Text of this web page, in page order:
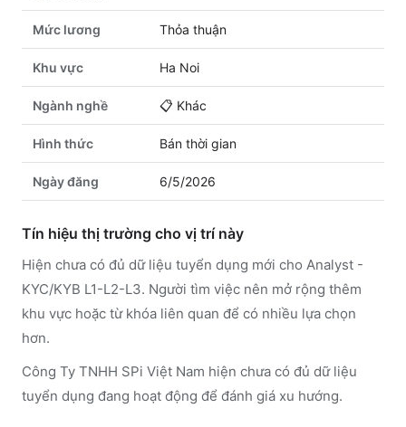
Mức lương Thỏa thuận
Khu vực Ha Noi
Ngành nghề 📋 Khác
Hình thức Bán thời gian
Ngày đăng 6/5/2026
Tín hiệu thị trường cho vị trí này
Hiện chưa có đủ dữ liệu tuyển dụng mới cho Analyst -
KYC/KYB L1-L2-L3. Người tìm việc nên mở rộng thêm
khu vực hoặc từ khóa liên quan để có nhiều lựa chọn
hơn.
Công Ty TNHH SPi Việt Nam hiện chưa có đủ dữ liệu
tuyển dụng đang hoạt động để đánh giá xu hướng.